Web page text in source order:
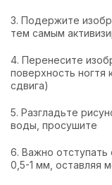
3. Подержите
тем самым
4. Перенесите
поверхность ногтя
сдвига)
5. Разгладьте
воды, просушите
6. Важно отступать
0,5-1 мм, оставляя